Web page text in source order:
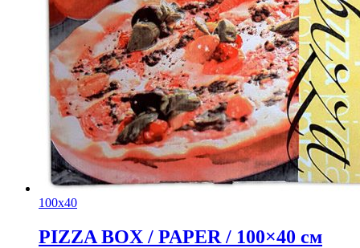
100x40
PIZZA BOX / PAPER / 100×40 см